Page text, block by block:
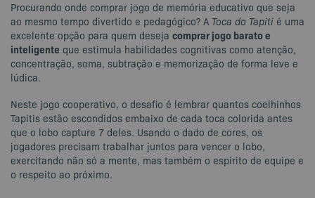
Procurando onde comprar jogo de memória educativo que seja
ao mesmo tempo divertido e pedagógico? A Toca do Tapiti é uma
excelente opção para quem deseja comprar jogo barato e
inteligente que estimula habilidades cognitivas como atenção,
concentração, soma, subtração e memorização de forma leve e
lúdica.
Neste jogo cooperativo, o desafio é lembrar quantos coelhinhos
Tapitis estão escondidos embaixo de cada toca colorida antes
que o lobo capture 7 deles. Usando o dado de cores, os
jogadores precisam trabalhar juntos para vencer o lobo,
exercitando não só a mente, mas também o espírito de equipe e
o respeito ao próximo.